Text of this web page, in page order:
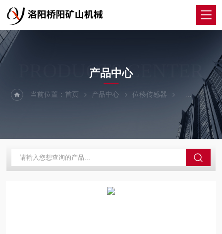
PRODUCTS CENTER
产品中心
当前位置：首页 产品中心 位移传感器 GS-11型